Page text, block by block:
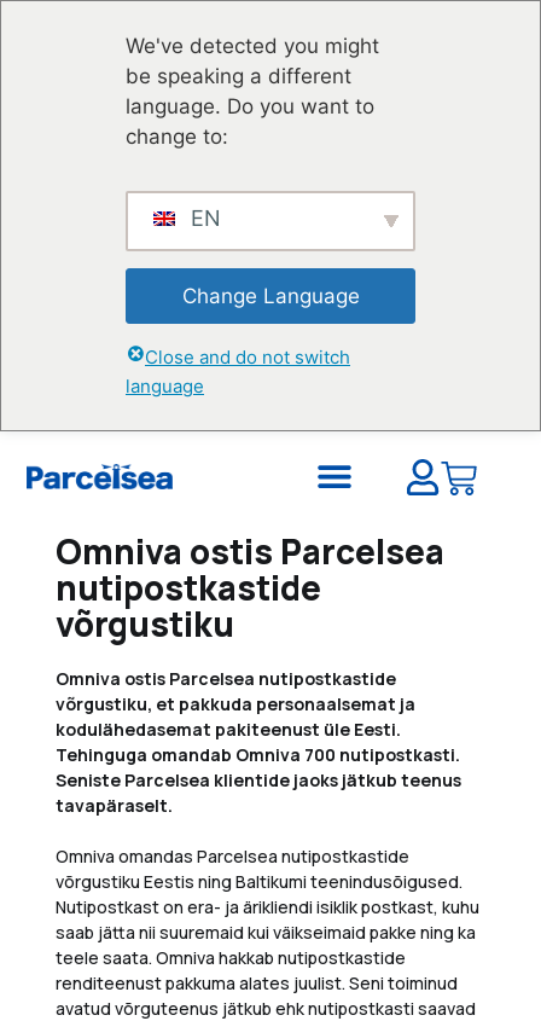
We've detected you might
be speaking a different
language. Do you want to
change to:
EN
Change Language
Close and do not switch
language
Omniva ostis Parcelsea
nutipostkastide
võrgustiku
Omniva ostis Parcelsea nutipostkastide
võrgustiku, et pakkuda personaalsemat ja
kodulähedasemat pakiteenust üle Eesti.
Tehinguga omandab Omniva 700 nutipostkasti.
Seniste Parcelsea klientide jaoks jätkub teenus
tavapäraselt.
Omniva omandas Parcelsea nutipostkastide
võrgustiku Eestis ning Baltikumi teenindusõigused.
Nutipostkast on era- ja ärikliendi isiklik postkast, kuhu
saab jätta nii suuremaid kui väikseimaid pakke ning ka
teele saata. Omniva hakkab nutipostkastide
renditeenust pakkuma alates juulist. Seni toiminud
avatud võrguteenus jätkub ehk nutipostkasti saavad